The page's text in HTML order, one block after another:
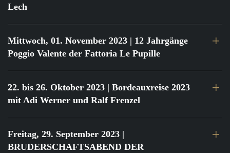
Lech
Mittwoch, 01. November 2023 | 12 Jahrgänge
Poggio Valente der Fattoria Le Pupille
22. bis 26. Oktober 2023 | Bordeauxreise 2023
mit Adi Werner und Ralf Frenzel
Freitag, 29. September 2023 |
BRUDERSCHAFTSABEND DER